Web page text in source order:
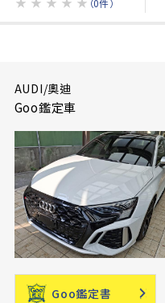
AUDI/奧迪
Goo鑑定車
Goo鑑定書